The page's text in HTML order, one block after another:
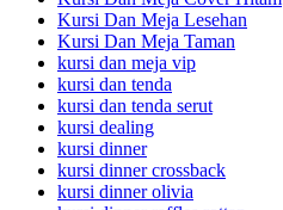
Kursi Dan Meja Lesehan
Kursi Dan Meja Taman
kursi dan meja vip
kursi dan tenda
kursi dan tenda serut
kursi dealing
kursi dinner
kursi dinner crossback
kursi dinner olivia